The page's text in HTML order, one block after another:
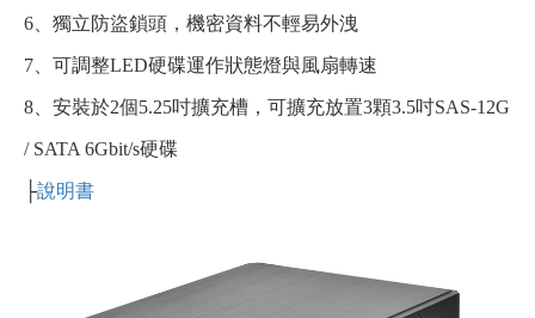
6、獨立防盜鎖頭，機密資料不輕易外洩
7、可調整LED硬碟運作狀態燈與風扇轉速
8、安裝於2個5.25吋擴充槽，可擴充放置3顆3.5吋SAS-12G
/ SATA 6Gbit/s硬碟
├說明書